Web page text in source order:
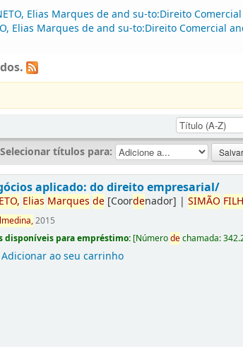
Elias Marques de and su-to:Direito
Elias Marques de and su-to:Direito Comercial
Selecionar títulos para:
aplicado: do direito empresarial/
Elias Marques de [Coordenador] |SIMÃO
2015
disponíveis para empréstimo: [Númerodechamada:
Adicionar ao seu carrinho